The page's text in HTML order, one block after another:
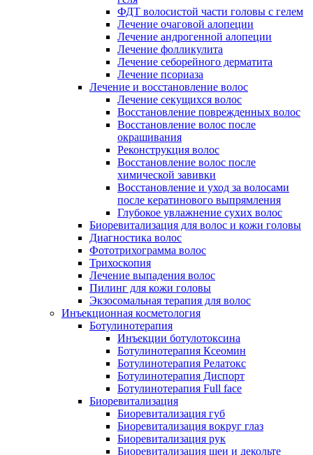
ФДТ волосистой части головы с гелем
Лечение очаговой алопеции
Лечение андрогенной алопеции
Лечение фолликулита
Лечение себорейного дерматита
Лечение псориаза
Лечение и восстановление волос
Лечение секущихся волос
Восстановление поврежденных волос
Восстановление волос после
окрашивания
Реконструкция волос
Восстановление волос после
химической завивки
Восстановление и уход за волосами
после кератинового выпрямления
Глубокое увлажнение сухих волос
Биоревитализация для волос и кожи головы
Диагностика волос
Фототрихограмма волос
Трихоскопия
Лечение выпадения волос
Пилинг для кожи головы
Экзосомальная терапия для волос
Инъекционная косметология
Ботулинотерапия
Инъекции ботулотоксина
Ботулинотерапия Ксеомин
Ботулинотерапия Релатокс
Ботулинотерапия Диспорт
Ботулинотерапия Full face
Биоревитализация
Биоревитализация губ
Биоревитализация вокруг глаз
Биоревитализация рук
Биоревитализация шеи и декольте